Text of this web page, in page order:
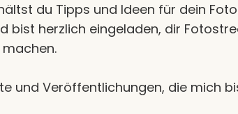
du Tipps und Ideen für dein
bist herzlich eingeladen, dir
und Veröffentlichungen, die mich